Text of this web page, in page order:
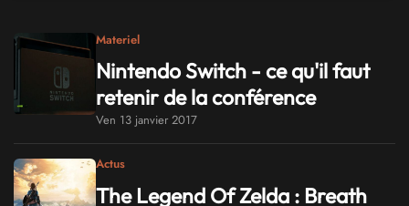
Materiel
Nintendo Switch - ce qu'il faut
retenir de la conférence
Ven 13 janvier 2017
Actus
The Legend Of Zelda : Breath